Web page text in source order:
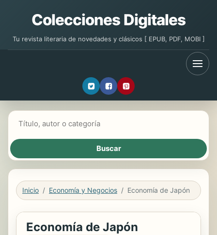
Colecciones Digitales
Tu revista literaria de novedades y clásicos [ EPUB, PDF, MOBI ]
Inicio Economía y Negocios Economía de Japón
Economía de Japón